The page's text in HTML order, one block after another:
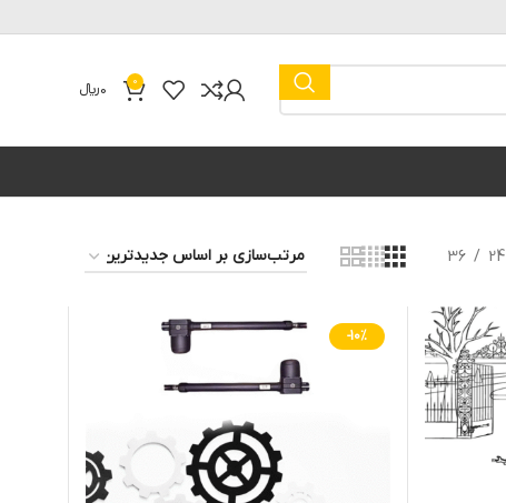
0
0﷼
24
36
-10%